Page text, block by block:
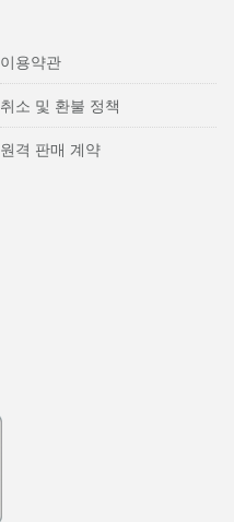
이용약관
취소 및 환불 정책
원격 판매 계약